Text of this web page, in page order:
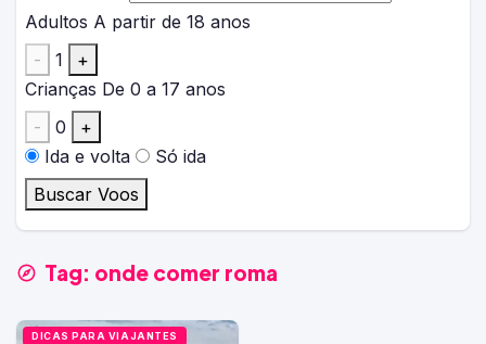
Adultos A partir de 18 anos
-
1
+
Crianças De 0 a 17 anos
-
0
+
Ida e volta
Só ida
Buscar Voos
Tag: onde comer roma
DICAS PARA VIAJANTES